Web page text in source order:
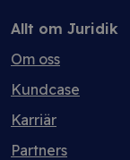
Allt om Juridik
Om oss
Kundcase
Karriär
Partners